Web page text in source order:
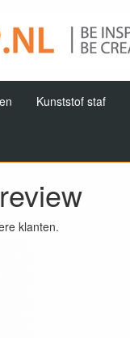
Kunststof staf
klanten.